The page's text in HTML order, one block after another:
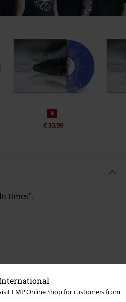
EMP Online Shop for customers from
%
€ 30,99
times".